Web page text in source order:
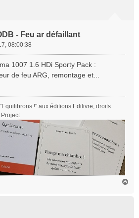
- Feu ar défaillant
08:00:38
1007 1.6 HDi Sporty Pack :
de feu ARG, remontage et...
!" aux éditions Edilivre, droits